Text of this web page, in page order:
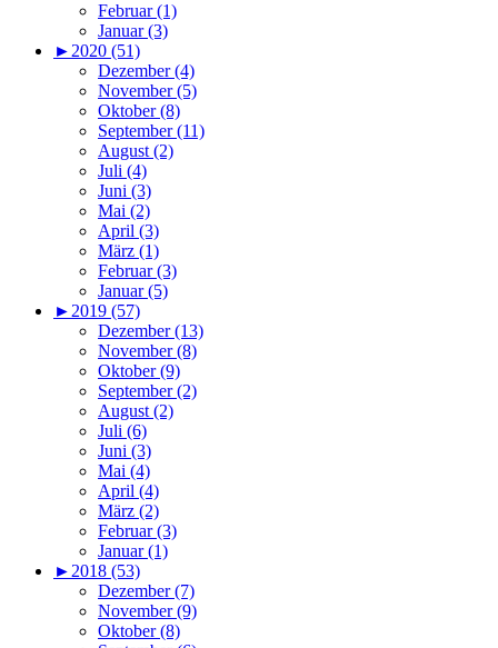
Februar (1)
Januar (3)
► 2020 (51)
Dezember (4)
November (5)
Oktober (8)
September (11)
August (2)
Juli (4)
Juni (3)
Mai (2)
April (3)
März (1)
Februar (3)
Januar (5)
► 2019 (57)
Dezember (13)
November (8)
Oktober (9)
September (2)
August (2)
Juli (6)
Juni (3)
Mai (4)
April (4)
März (2)
Februar (3)
Januar (1)
► 2018 (53)
Dezember (7)
November (9)
Oktober (8)